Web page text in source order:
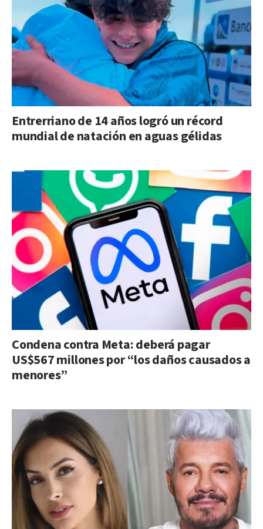
Entrerriano de 14 años logró un récord
mundial de natación en aguas gélidas
Condena contra Meta: deberá pagar
US$567 millones por “los daños causados a
menores”